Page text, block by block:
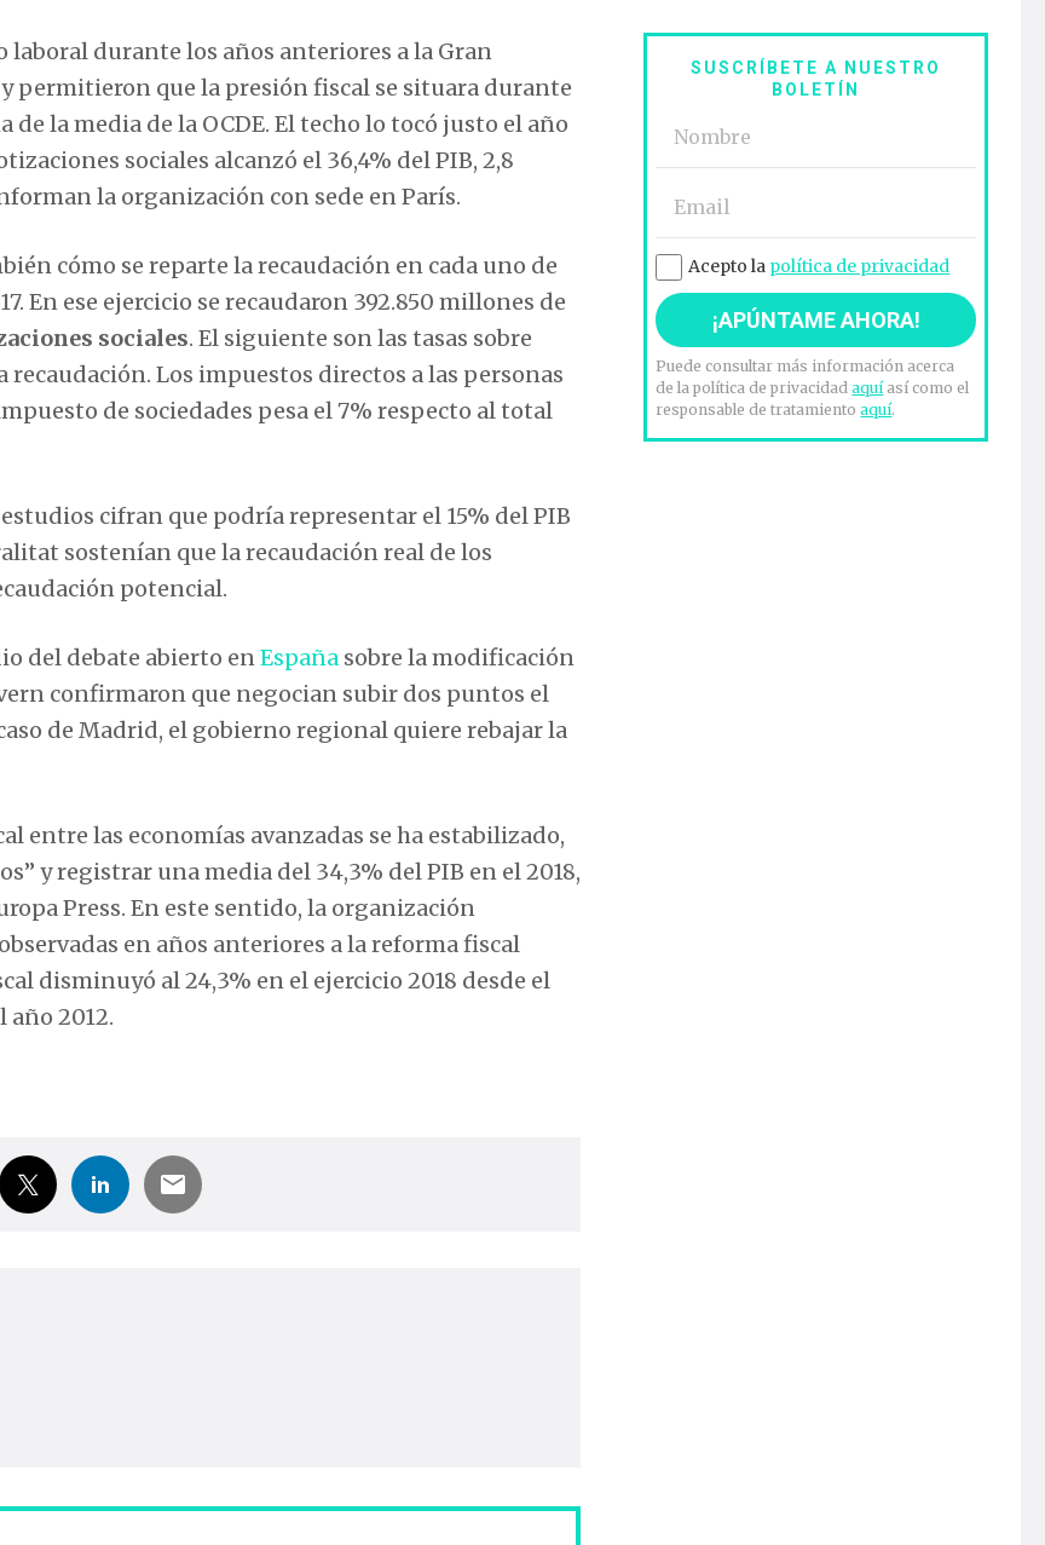
laboral durante los años anteriores a la Gran
permitieron que la presión fiscal se situara durante
de la media de la OCDE. El techo lo tocó justo el año
sociales alcanzó el 36,4% del PIB, 2,8
la organización con sede en París.
cómo se reparte la recaudación en cada uno de
En ese ejercicio se recaudaron 392.850 millones de
sociales. El siguiente son las tasas sobre
Los impuestos directos a las personas
de sociedades pesa el 7% respecto al total
cifran que podría representar el 15% del PIB
sostenían que la recaudación real de los
potencial.
del debate abierto enEspaña sobre la modificación
confirmaron que negocian subir dos puntos el
de Madrid, el gobierno regional quiere rebajar la
entre las economías avanzadas se ha estabilizado,
y registrar una media del 34,3% del PIB en el 2018,
Press. En este sentido, la organización
en años anteriores a la reforma fiscal
disminuyó al 24,3% en el ejercicio 2018 desde el
año 2012.
SUSCRÍBETE A NUESTRO
BOLETÍN
Acepto la política de privacidad
Puede consultar más información acerca
de la política de privacidadaquíasí como el
responsable de tratamientoaquí.